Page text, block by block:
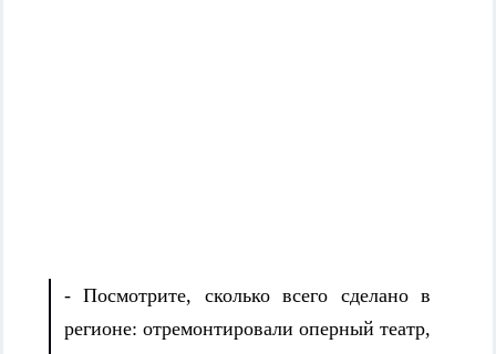
- Посмотрите, сколько всего сделано в
регионе: отремонтировали оперный театр,